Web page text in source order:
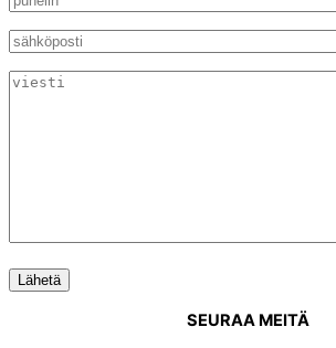
SEURAA MEITÄ